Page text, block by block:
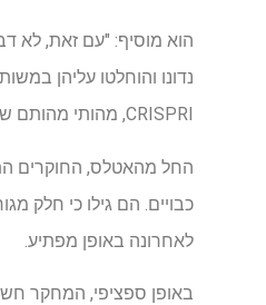
הוא מוסיף: "עם זאת, לא
CRISPRI, מהותי מהותם של 1.9 מיליון תאים שלהם" תאים ".
החל מהאטלס, החוקרים
כבויים. הם גילו כי חלק
לאחרונה באופן מפתיע.
באופן ספציפי, המחקר